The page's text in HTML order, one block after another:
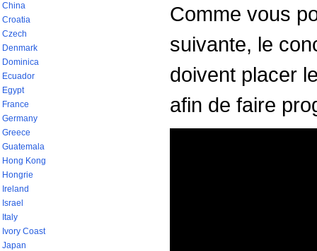
China
Croatia
Czech
Denmark
Dominica
Ecuador
Egypt
France
Germany
Greece
Guatemala
Hong Kong
Hongrie
Ireland
Israel
Italy
Ivory Coast
Japan
Comme vous
suivante, le
doivent placer
afin de faire